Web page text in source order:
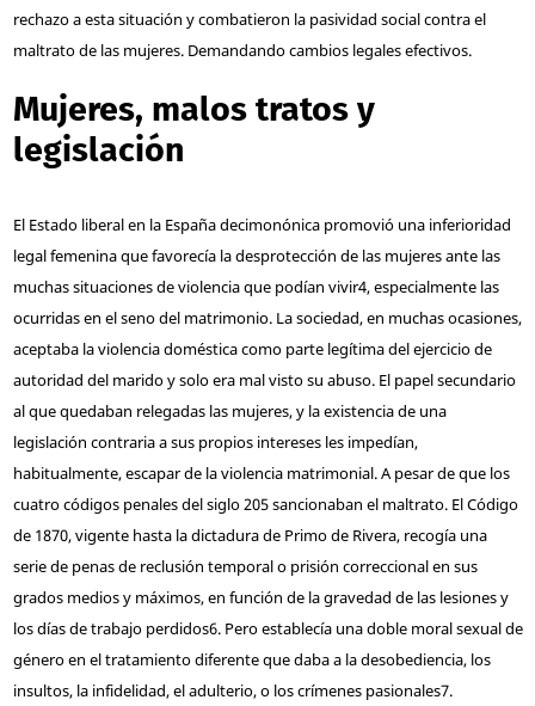
rechazo a esta situación y combatieron la pasividad social contra el
maltrato de las mujeres. Demandando cambios legales efectivos.
Mujeres, malos tratos y
legislación
El Estado liberal en la España decimonónica promovió una inferioridad
legal femenina que favorecía la desprotección de las mujeres ante las
muchas situaciones de violencia que podían vivir4, especialmente las
ocurridas en el seno del matrimonio. La sociedad, en muchas ocasiones,
aceptaba la violencia doméstica como parte legítima del ejercicio de
autoridad del marido y solo era mal visto su abuso. El papel secundario
al que quedaban relegadas las mujeres, y la existencia de una
legislación contraria a sus propios intereses les impedían,
habitualmente, escapar de la violencia matrimonial. A pesar de que los
cuatro códigos penales del siglo 205sancionaban el maltrato. El Código
de 1870, vigente hasta la dictadura de Primo de Rivera, recogía una
serie de penas de reclusión temporal o prisión correccional en sus
grados medios y máximos, en función de la gravedad de las lesiones y
los días de trabajo perdidos6. Pero establecía una doble moral sexual de
género en el tratamiento diferente que daba a la desobediencia, los
insultos, la infidelidad, el adulterio, o los crímenes pasionales7.